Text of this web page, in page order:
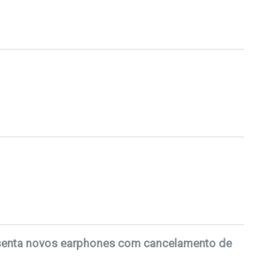
novos earphones com cancelamento de